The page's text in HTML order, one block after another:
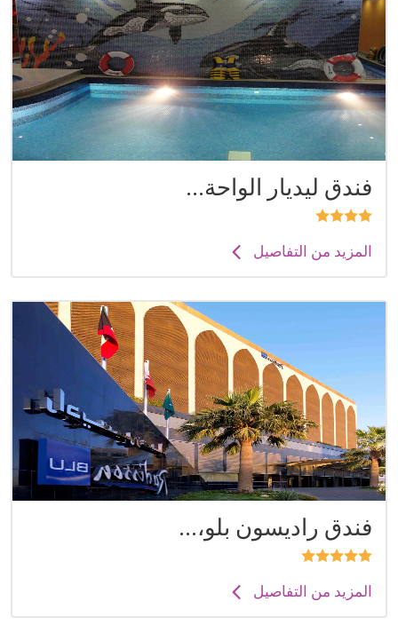
فندق ليديار الواحة...
المزيد من التفاصيل
فندق راديسون بلو،...
المزيد من التفاصيل